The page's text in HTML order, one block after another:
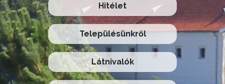
Hitélet
Településünkről
Látnivalók